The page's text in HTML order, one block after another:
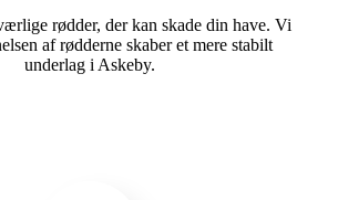
rødder, der kan skade din have. Vi
af rødderne skaber et mere stabilt
underlag i Askeby.